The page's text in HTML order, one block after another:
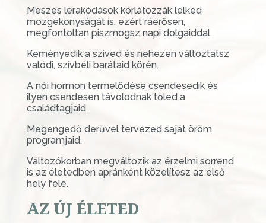
Meszes lerakódások korlátozzák lelked
mozgékonyságát is, ezért ráérősen,
megfontoltan piszmogsz napi dolgaiddal.
Keményedik a szíved és nehezen változtatsz
valódi, szívbéli barátaid körén.
A női hormon termelődése csendesedik és
ilyen csendesen távolodnak tőled a
családtagjaid.
Megengedő derűvel tervezed saját öröm
programjaid.
Változókorban megváltozik az érzelmi sorrend
is az életedben apránként közelítesz az első
hely felé.
AZ ÚJ ÉLETED